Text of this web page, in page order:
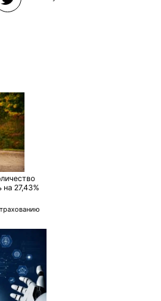
на 27,43%